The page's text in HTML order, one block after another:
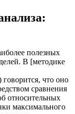
полезных
В [методике
говорится, что оно
сравнения
относительных
максимального